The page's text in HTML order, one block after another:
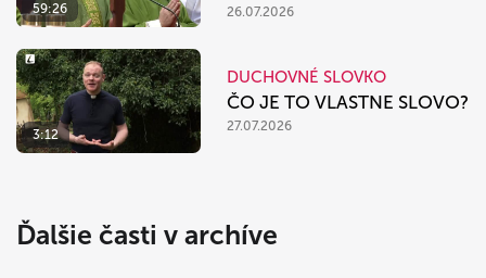
59:26 26.07.2026
3:12
DUCHOVNÉ SLOVKO
ČO JE TO VLASTNE SLOVO?
27.07.2026
Ďalšie časti v archíve